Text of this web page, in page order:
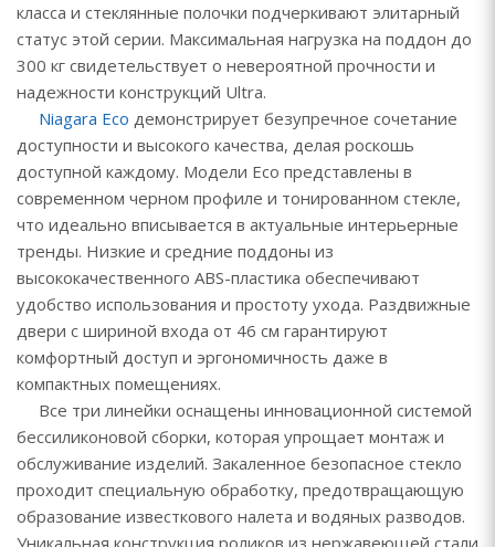
класса и стеклянные полочки подчеркивают элитарный
статус этой серии. Максимальная нагрузка на поддон до
300 кг свидетельствует о невероятной прочности и
надежности конструкций Ultra.
Niagara Eco демонстрирует безупречное сочетание
доступности и высокого качества, делая роскошь
доступной каждому. Модели Eco представлены в
современном черном профиле и тонированном стекле,
что идеально вписывается в актуальные интерьерные
тренды. Низкие и средние поддоны из
высококачественного ABS-пластика обеспечивают
удобство использования и простоту ухода. Раздвижные
двери с шириной входа от 46 см гарантируют
комфортный доступ и эргономичность даже в
компактных помещениях.
Все три линейки оснащены инновационной системой
бессиликоновой сборки, которая упрощает монтаж и
обслуживание изделий. Закаленное безопасное стекло
проходит специальную обработку, предотвращающую
образование известкового налета и водяных разводов.
Уникальная конструкция роликов из нержавеющей стали